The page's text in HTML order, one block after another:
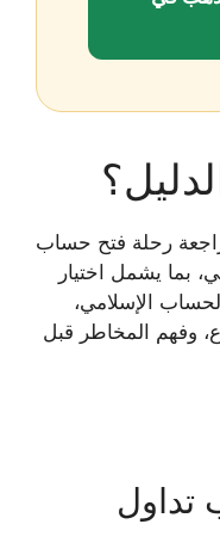
رحلة فتح حساب
بما يشمل اختيار
الإسلامي،
وفهم المخاطر قبل